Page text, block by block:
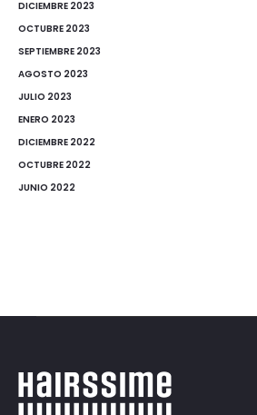
DICIEMBRE 2023
OCTUBRE 2023
SEPTIEMBRE 2023
AGOSTO 2023
JULIO 2023
ENERO 2023
DICIEMBRE 2022
OCTUBRE 2022
JUNIO 2022